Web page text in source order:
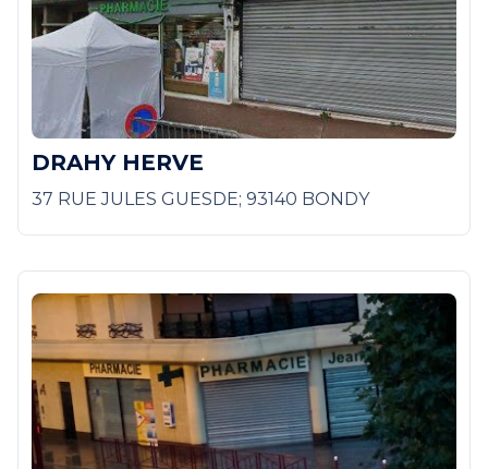
DRAHY HERVE
37 RUE JULES GUESDE; 93140 BONDY